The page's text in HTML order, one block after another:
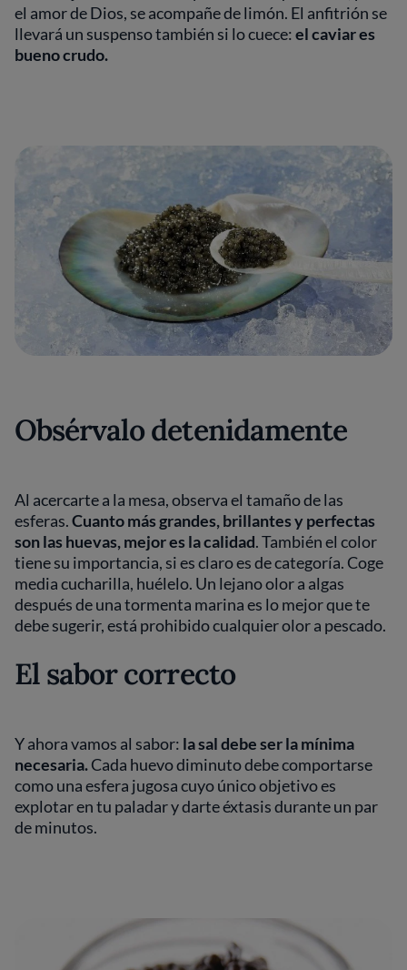
el amor de Dios, se acompañe de limón. El anfitrión se
llevará un suspenso también si lo cuece:el caviar es
bueno crudo.
Obsérvalo detenidamente
Al acercarte a la mesa, observa el tamaño de las
esferas.Cuanto más grandes, brillantes y perfectas
son las huevas, mejor es la calidad. También el color
tiene su importancia, si es claro es de categoría. Coge
media cucharilla, huélelo. Un lejano olor a algas
después de una tormenta marina es lo mejor que te
debe sugerir, está prohibido cualquier olor a pescado.
El sabor correcto
Y ahora vamos al sabor: la sal debe ser la mínima
necesaria.Cada huevo diminuto debe comportarse
como una esfera jugosa cuyo único objetivo es
explotar en tu paladar y darte éxtasis durante un par
de minutos.